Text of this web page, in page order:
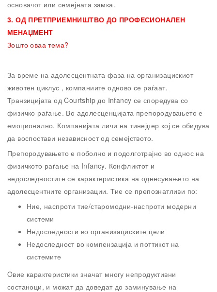
основачот или семејната замка.
3.ОД ПРЕТПРИЕМНИШТВО ДО ПРОФЕСИОНАЛЕН
МЕНАЏМЕНТ
Зошто оваа тема?
За време на адолесцентната фаза на организацискиот
животен циклус , компаниите одново се раѓаат.
Транзицијата од Courtship до Infancy се споредува со
физичко раѓање. Во адолесценцијата препородувањето е
емоционално. Компанијата личи на тинејџер кој се обидува
да воспостави независност од семејството.
Препородувањето е поболно и подолготрајно во однос на
физичкото раѓање на Infancy. Конфликтот и
недоследностите се карактеристика на однесувањето на
адолесцентните организации. Тие се препознатливи по:
Ние, наспроти тие/старомодни-наспроти модерни
системи
Недоследности во организациските цели
Недоследност во компензација и поттикот на
системите
Oвие карактеристики значат многу непродуктивни
состаноци, и можат да доведат до заминување на